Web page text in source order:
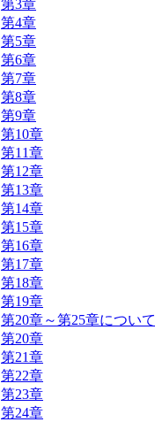
第3章
第4章
第5章
第6章
第7章
第8章
第9章
第10章
第11章
第12章
第13章
第14章
第15章
第16章
第17章
第18章
第19章
第20章～第25章について
第20章
第21章
第22章
第23章
第24章